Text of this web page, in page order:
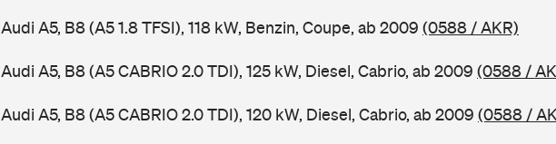
Audi A5, B8 (A5 1.8 TFSI), 118 kW, Benzin, Coupe, ab 2009 (0588 / AKR)
Audi A5, B8 (A5 CABRIO 2.0 TDI), 125 kW, Diesel, Cabrio, ab 2009 (0588 /
Audi A5, B8 (A5 CABRIO 2.0 TDI), 120 kW, Diesel, Cabrio, ab 2009 (0588 /